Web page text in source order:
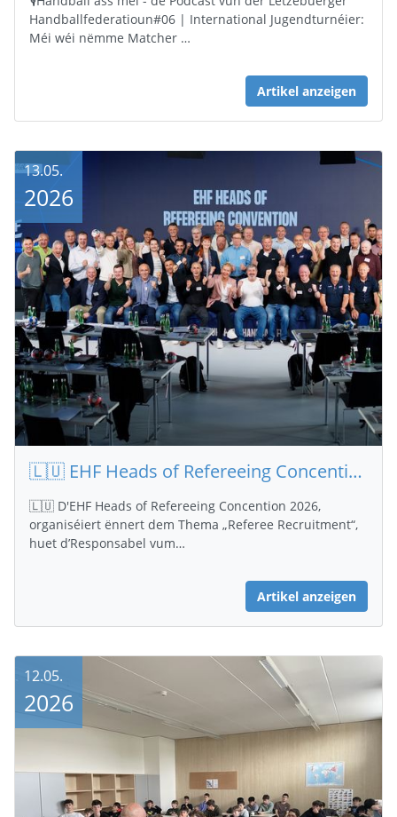
Handballfederatioun#06 | International Jugendturnéier:
Méi wéi nëmme Matcher …
Artikel anzeigen
🇱🇺 EHF Heads of Refereeing Concention 2026
🇱🇺 D'EHF Heads of Refereeing Concention 2026,
organiséiert ënnert dem Thema „Referee Recruitment“,
huet d’Responsabel vum…
Artikel anzeigen
13.05.
2026
12.05.
2026